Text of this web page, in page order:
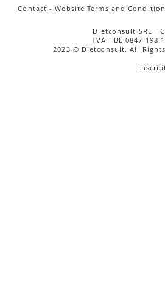
Salade
Contact -Website Terms and
Dietconsult SRL -
TVA : BE 0847 198
2023 © Dietconsult. All